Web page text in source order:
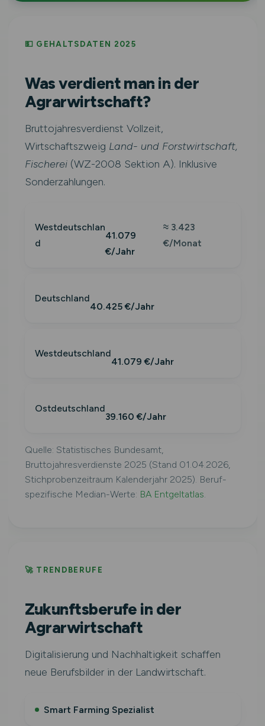
💵 GEHALTSDATEN 2025
Was verdient man in der
Agrarwirtschaft?
Bruttojahresverdienst Vollzeit,
Wirtschaftszweig Land- und Forstwirtschaft,
Fischerei(WZ-2008 Sektion A). Inklusive
Sonderzahlungen.
Westdeutschlan
d
41.079
€/Jahr
≈ 3.423
€/Monat
Deutschland
40.425 €/Jahr
Westdeutschland
41.079 €/Jahr
Ostdeutschland
39.160 €/Jahr
Quelle: Statistisches Bundesamt,
Bruttojahresverdienste 2025 (Stand 01.04.2026,
Stichprobenzeitraum Kalenderjahr 2025). Beruf-
spezifische Median-Werte: BA Entgeltatlas.
🚀 TRENDBERUFE
Zukunftsberufe in der
Agrarwirtschaft
Digitalisierung und Nachhaltigkeit schaffen
neue Berufsbilder in der Landwirtschaft.
Smart Farming Spezialist